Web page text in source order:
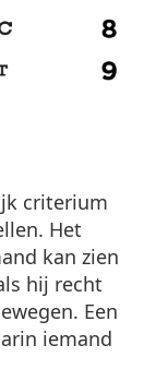
criterium
Het
kan zien
hij recht
Een
iemand